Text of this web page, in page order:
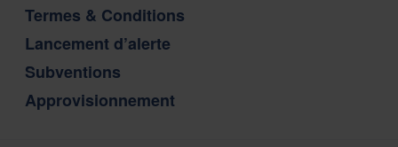
Termes & Conditions
Lancement d’alerte
Subventions
Approvisionnement